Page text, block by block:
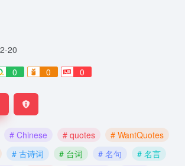
20
0 0 0
# Chinese # quotes
# WantQuotes
# 古诗词 # 台词 # 名句
# 名言